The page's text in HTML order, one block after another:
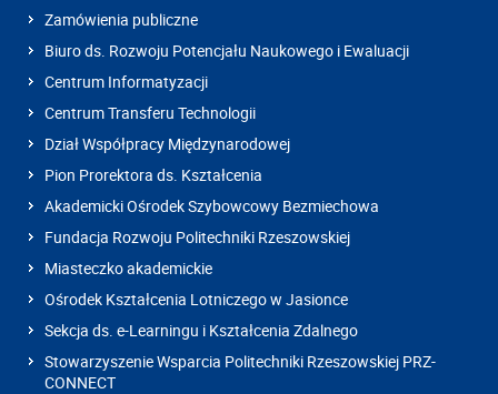
Zamówienia publiczne
Biuro ds. Rozwoju Potencjału Naukowego i Ewaluacji
Centrum Informatyzacji
Centrum Transferu Technologii
Dział Współpracy Międzynarodowej
Pion Prorektora ds. Kształcenia
Akademicki Ośrodek Szybowcowy Bezmiechowa
Fundacja Rozwoju Politechniki Rzeszowskiej
Miasteczko akademickie
Ośrodek Kształcenia Lotniczego w Jasionce
Sekcja ds. e-Learningu i Kształcenia Zdalnego
Stowarzyszenie Wsparcia Politechniki Rzeszowskiej PRZ-
CONNECT